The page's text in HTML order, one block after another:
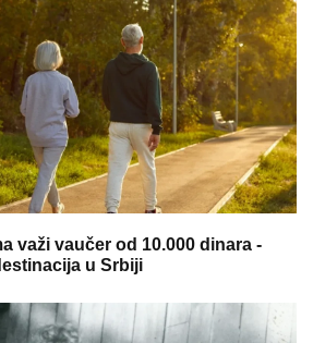
važi vaučer od 10.000 dinara -
u Srbiji